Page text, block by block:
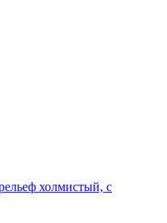
холмистый, с